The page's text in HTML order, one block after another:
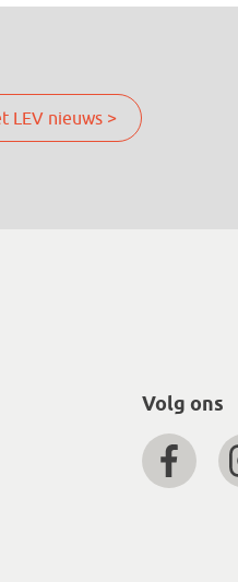
LEV nieuws >
Volg ons